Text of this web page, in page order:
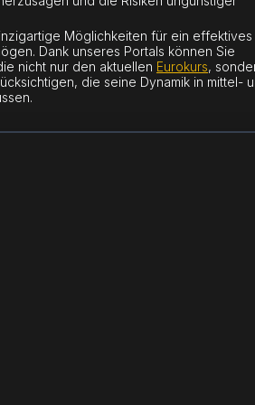
Möglichkeiten für ein effektives
Dank unseres Portals können Sie
nicht nur den aktuellen Eurokurs,
die seine Dynamik in mittel-